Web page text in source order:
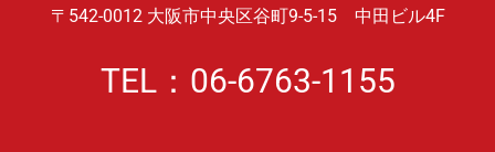
〒542-0012 大阪市中央区谷町9-5-15 中田ビル4F
TEL：06-6763-1155